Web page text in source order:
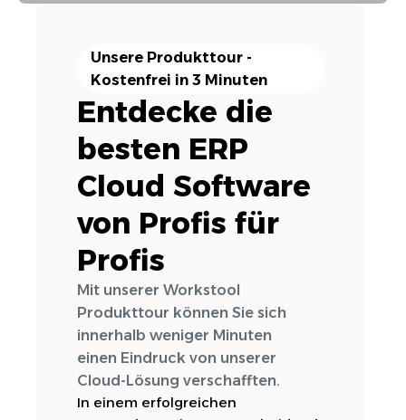
Unsere Produkttour -
Kostenfrei in 3 Minuten
Entdecke die
besten ERP
Cloud Software
von Profis für
Profis
Mit unserer Workstool
Produkttour können Sie sich
innerhalb weniger Minuten
einen Eindruck von unserer
Cloud-Lösung verschafften.
In einem erfolgreichen